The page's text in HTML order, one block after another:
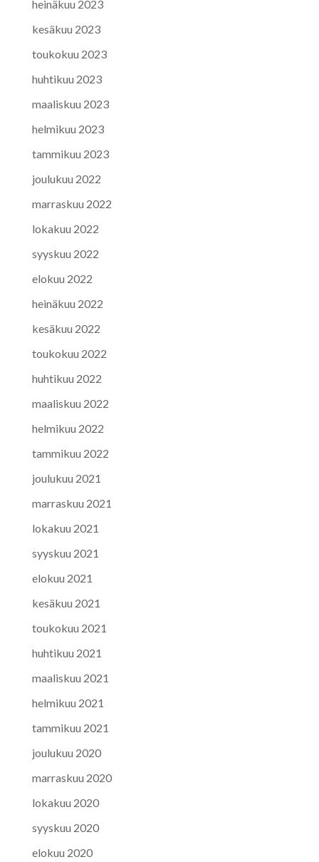
heinäkuu 2023
kesäkuu 2023
toukokuu 2023
huhtikuu 2023
maaliskuu 2023
helmikuu 2023
tammikuu 2023
joulukuu 2022
marraskuu 2022
lokakuu 2022
syyskuu 2022
elokuu 2022
heinäkuu 2022
kesäkuu 2022
toukokuu 2022
huhtikuu 2022
maaliskuu 2022
helmikuu 2022
tammikuu 2022
joulukuu 2021
marraskuu 2021
lokakuu 2021
syyskuu 2021
elokuu 2021
kesäkuu 2021
toukokuu 2021
huhtikuu 2021
maaliskuu 2021
helmikuu 2021
tammikuu 2021
joulukuu 2020
marraskuu 2020
lokakuu 2020
syyskuu 2020
elokuu 2020